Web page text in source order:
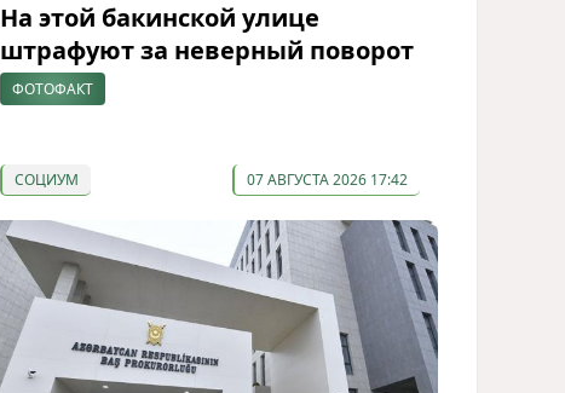
На этой бакинской улице
штрафуют за неверный поворот
ФОТОФАКТ
СОЦИУМ 07 АВГУСТА 2026 17:42